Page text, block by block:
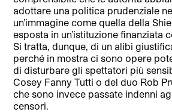
adottare una politica prudenziale
un’immagine come quella della
esposta in un’istituzione finanziata
Si tratta, dunque, di un alibi
perché in mostra ci sono opere
di disturbare gli spettatori più
Cosey Fanny Tutti o del duo Rob
che sono invece passate indenni
censori.